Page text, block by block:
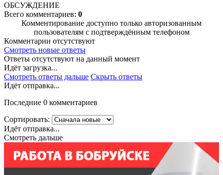
ОБСУЖДЕНИЕ
Всего комментариев: 0
Комментирование доступно только авторизованным
пользователям с подтверждённым телефоном
Комментарии отсутствуют
Смотреть новые ответы
Ответы отсутствуют на данный момент
Идёт загрузка...
Смотреть ответы дальше Скрыть ответы
Идёт отправка...
Последние 0 комментариев
Сортировать:
Идёт отправка...
Смотреть дальше